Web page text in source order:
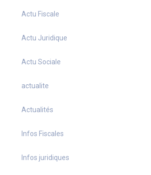
Actu Fiscale
Actu Juridique
Actu Sociale
actualite
Actualités
Infos Fiscales
Infos juridiques